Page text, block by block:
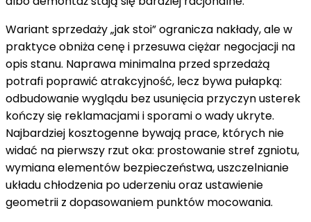
Wariant sprzedaży „jak stoi” ogranicza nakłady, ale w
praktyce obniża cenę i przesuwa ciężar negocjacji na
opis stanu. Naprawa minimalna przed sprzedażą
potrafi poprawić atrakcyjność, lecz bywa pułapką:
odbudowanie wyglądu bez usunięcia przyczyn usterek
kończy się reklamacjami i sporami o wady ukryte.
Najbardziej kosztogenne bywają prace, których nie
widać na pierwszy rzut oka: prostowanie stref zgniotu,
wymiana elementów bezpieczeństwa, uszczelnianie
układu chłodzenia po uderzeniu oraz ustawienie
geometrii z dopasowaniem punktów mocowania.